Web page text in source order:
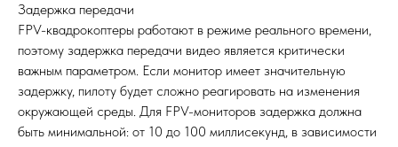
Задержка передачи
FPV-квадрокоптеры работают в режиме реального времени,
поэтому задержка передачи видео является критически
важным параметром. Если монитор имеет значительную
задержку, пилоту будет сложно реагировать на изменения
окружающей среды. Для FPV-мониторов задержка должна
быть минимальной: от 10 до 100 миллисекунд, в зависимости